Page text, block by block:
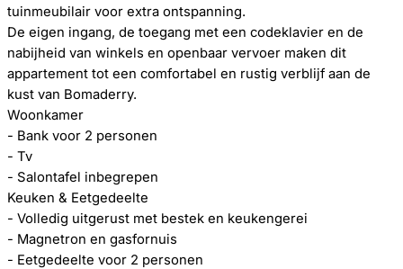
tuinmeubilair voor extra ontspanning.
De eigen ingang, de toegang met een codeklavier en de
nabijheid van winkels en openbaar vervoer maken dit
appartement tot een comfortabel en rustig verblijf aan de
kust van Bomaderry.
Woonkamer
- Bank voor 2 personen
- Tv
- Salontafel inbegrepen
Keuken & Eetgedeelte
- Volledig uitgerust met bestek en keukengerei
- Magnetron en gasfornuis
- Eetgedeelte voor 2 personen